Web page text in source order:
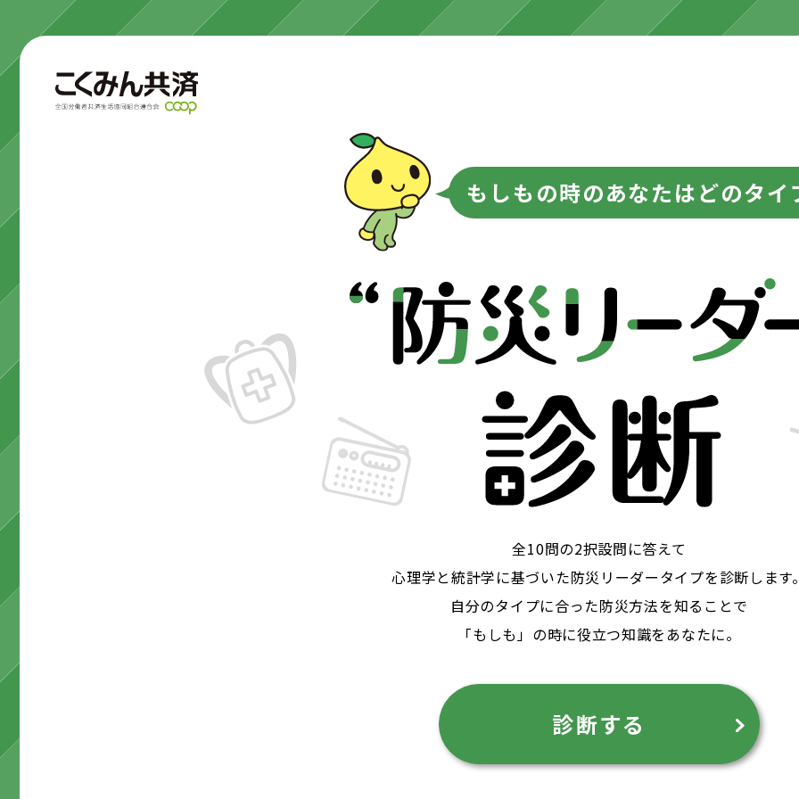
もしもの時のあなたはどのタイ
全10問の2択設問に答えて
心理学と統計学に基づいた防災リーダータイプを診断します
自分のタイプに合った防災方法を知ることで
「もしも」の時に役立つ知識をあなたに。
診断する